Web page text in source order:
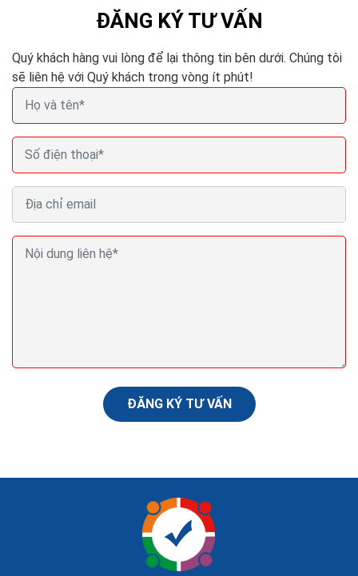
thiệu...
ĐĂNG KÝ TƯ VẤN
Quý khách hàng vui lòng để lại thông tin bên dưới. Chúng tôi
sẽ liên hệ với Quý khách trong vòng ít phút!
ĐĂNG KÝ TƯ VẤN